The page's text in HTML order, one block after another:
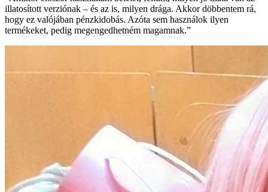
illatosított verziónak – és az is, milyen drága. Akkor döbbentem rá,
hogy ez valójában pénzkidobás. Azóta sem használok ilyen
termékeket, pedig megengedhetném magamnak.”